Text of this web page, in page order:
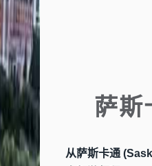
萨斯
从萨斯卡通